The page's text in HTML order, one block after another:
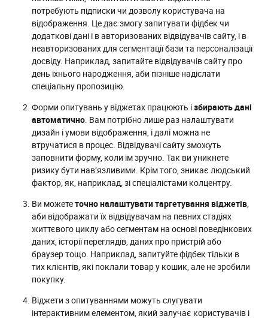
потребують підписки чи дозволу користувача на
відображення. Це дає змогу запитувати фідбек чи
додаткові дані і в авторизованих відвідувачів сайту, і в
неавторизованих для сегментації бази та персоналізації
досвіду. Наприклад, запитайте відвідувачів сайту про
день їхнього народження, аби пізніше надіслати
спеціальну пропозицію.
Форми опитувань у віджетах працюють ізбирають дані
автоматично. Вам потрібно лише раз налаштувати
дизайн і умови відображення, і далі можна не
втручатися в процес. Відвідувачі сайту зможуть
заповнити форму, коли їм зручно. Так ви уникнете
ризику бути нав’язливими. Крім того, зникає людський
фактор, як, наприклад, зі спеціалістами колцентру.
Ви можететочно налаштувати таргетування віджетів,
аби відображати їх відвідувачам на певних стадіях
життєвого циклу або сегментам на основі поведінкових
даних, історії переглядів, даних про пристрій або
браузер тощо. Наприклад, запитуйте фідбек тільки в
тих клієнтів, які поклали товар у кошик, але не зробили
покупку.
Віджети з опитуваннями можуть слугувати
інтерактивним елементом, який залучає користувачів і